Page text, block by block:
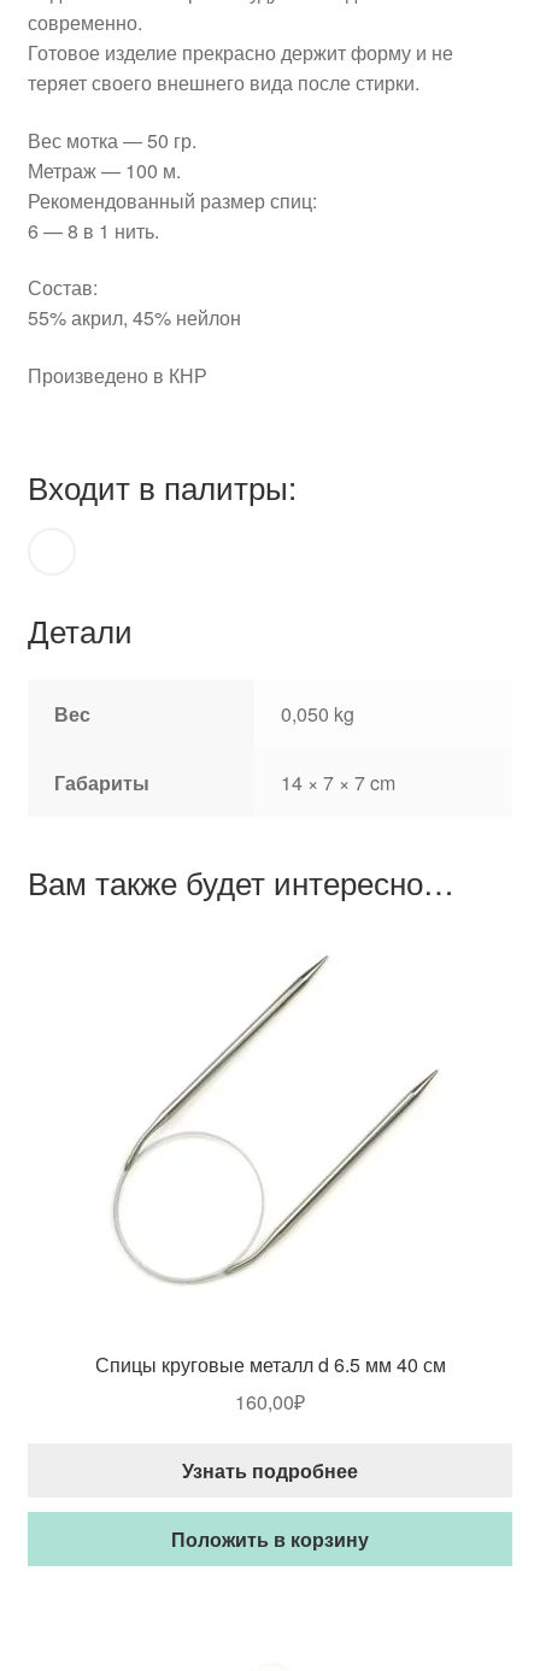
современно.
Готовое изделие прекрасно держит форму и не
теряет своего внешнего вида после стирки.
Вес мотка — 50 гр.
Метраж — 100 м.
Рекомендованный размер спиц:
6 — 8 в 1 нить.
Состав:
55% акрил, 45% нейлон
Произведено в КНР
Входит в палитры:
Детали
Вес 0,050 kg
Габариты 14 × 7 × 7 cm
Вам также будет интересно…
Спицы круговые металл d 6.5 мм 40 см
160,00₽
Узнать подробнее
Положить в корзину